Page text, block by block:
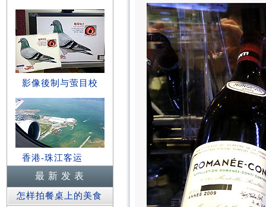
影像後制与萤目校
香港-珠江客运
最 新 发 表
怎样拍餐桌上的美食